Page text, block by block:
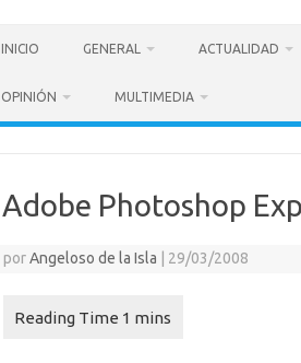
INICIO GENERAL ACTUALIDAD
OPINIÓN MULTIMEDIA
Adobe Photoshop
porAngeloso de la Isla 29/03/2008